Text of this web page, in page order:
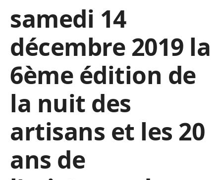
samedi 14
décembre 2019 la
6ème édition de
la nuit des
artisans et les 20
ans de